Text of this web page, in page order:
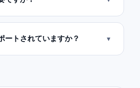
ートされていますか？ ▼